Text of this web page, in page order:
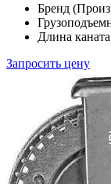
Бренд
Длина
Запросить цену